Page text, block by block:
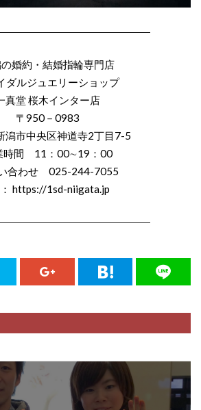
輪
素材
結婚式お日柄
結婚式ゲスト
ス
結婚式サプライズ
結婚式タイムスケジュール
コーディネート
結婚式ドレス
結婚式の引き出物
結婚式場決め方
結婚式場見学
結婚式当日
結婚式打ち合わせ
結婚式衣装試着
結婚式装花
結婚式費用
結婚式費用内訳
結婚指輪 サイズ
外れ
結婚指輪 デザイン
婚約・結婚指輪専門店
ダルジュエリーショップ
真堂 桜木インター店
〒950－0983
潟市中央区神道寺2丁目7-5
時間 11：00∼19：00
合わせ 025-244-7055
https://1sd-niigata.jp